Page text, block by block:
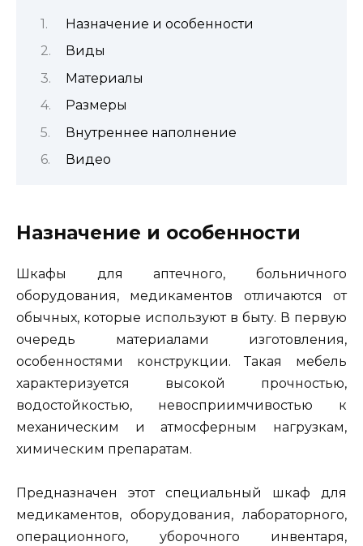
Назначение и особенности
Виды
Материалы
Размеры
Внутреннее наполнение
Видео
Назначение и особенности
Шкафы для аптечного, больничного
оборудования, медикаментов отличаются от
обычных, которые используют в быту. В первую
очередь материалами изготовления,
особенностями конструкции. Такая мебель
характеризуется высокой прочностью,
водостойкостью, невосприимчивостью к
механическим и атмосферным нагрузкам,
химическим препаратам.
Предназначен этот специальный шкаф для
медикаментов, оборудования, лабораторного,
операционного, уборочного инвентаря,